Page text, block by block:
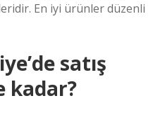
En iyi ürünler düzenli
satış
kadar?